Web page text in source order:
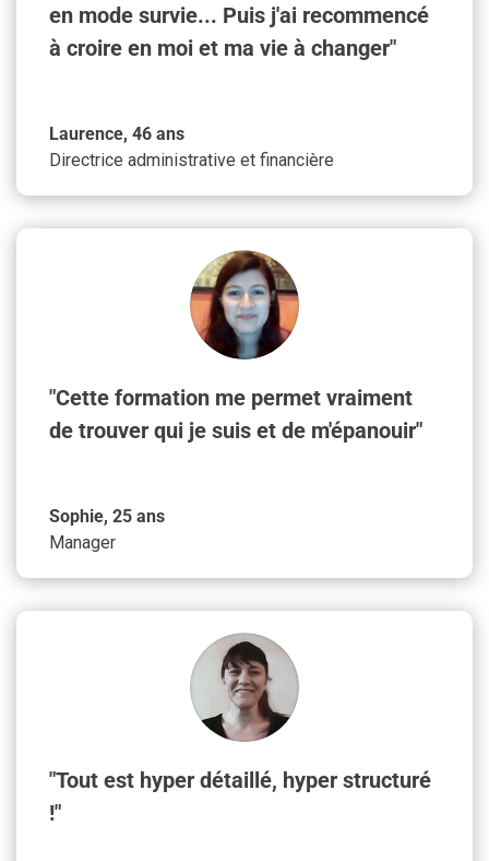
en mode survie... Puis j'ai recommencé
à croire en moi et ma vie à changer"
Laurence, 46 ans
Directrice administrative et financière
"Cette formation me permet vraiment
de trouver qui je suis et de m'épanouir"
Sophie, 25 ans
Manager
"Tout est hyper détaillé, hyper structuré
!"